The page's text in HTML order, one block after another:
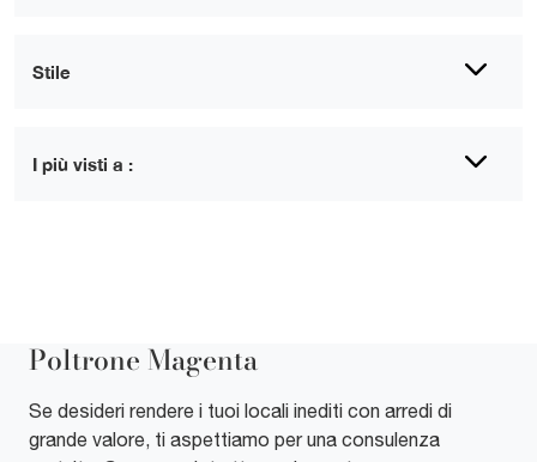
Stile
I più visti a :
Poltrone Magenta
Se desideri rendere i tuoi locali inediti con arredi di
grande valore, ti aspettiamo per una consulenza